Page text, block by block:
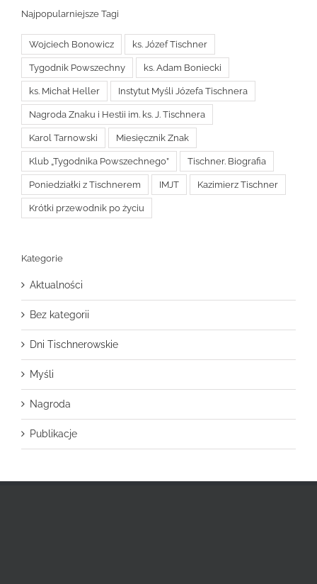
Najpopularniejsze Tagi
Wojciech Bonowicz ks. Józef Tischner
Tygodnik Powszechny ks. Adam Boniecki
ks. Michał Heller Instytut Myśli Józefa Tischnera
Nagroda Znaku i Hestii im. ks. J. Tischnera
Karol Tarnowski Miesięcznik Znak
Klub „Tygodnika Powszechnego” Tischner. Biografia
Poniedziałki z Tischnerem IMJT Kazimierz Tischner
Krótki przewodnik po życiu
Kategorie
Aktualności
Bez kategorii
Dni Tischnerowskie
Myśli
Nagroda
Publikacje